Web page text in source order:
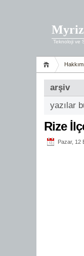
Teknoloji ve
arşiv
yazılar
Rize
Pazar, 12